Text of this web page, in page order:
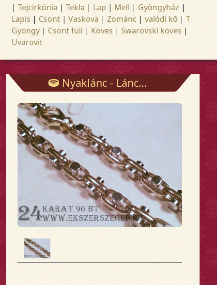
| Tejcirkónia | Tekla | Lap | Mell | Gyöngyház |
Lapis | Csont | Vaskova | Zománc | valódi kõ | T
Gyöngy | Csont füli | Köves | Swarovski köves |
Uvarovit
Nyaklánc - Láncok - Arany és ezüst ékszerek